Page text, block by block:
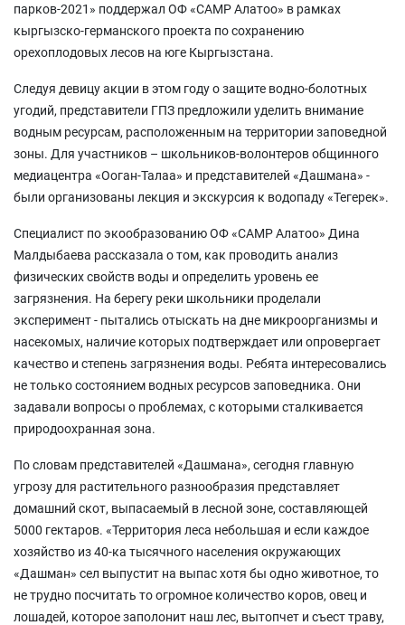
парков-2021» поддержал ОФ «САМР Алатоо» в рамках
кыргызско-германского проекта по сохранению
орехоплодовых лесов на юге Кыргызстана.
Следуя девицу акции в этом году о защите водно-болотных
угодий, представители ГПЗ предложили уделить внимание
водным ресурсам, расположенным на территории заповедной
зоны. Для участников – школьников-волонтеров общинного
медиацентра «Ооган-Талаа» и представителей «Дашмана» -
были организованы лекция и экскурсия к водопаду «Тегерек».
Специалист по экообразованию ОФ «САМР Алатоо» Дина
Малдыбаева рассказала о том, как проводить анализ
физических свойств воды и определить уровень ее
загрязнения. На берегу реки школьники проделали
эксперимент - пытались отыскать на дне микроорганизмы и
насекомых, наличие которых подтверждает или опровергает
качество и степень загрязнения воды. Ребята интересовались
не только состоянием водных ресурсов заповедника. Они
задавали вопросы о проблемах, с которыми сталкивается
природоохранная зона.
По словам представителей «Дашмана», сегодня главную
угрозу для растительного разнообразия представляет
домашний скот, выпасаемый в лесной зоне, составляющей
5000 гектаров. «Территория леса небольшая и если каждое
хозяйство из 40-ка тысячного населения окружающих
«Дашман» сел выпустит на выпас хотя бы одно животное, то
не трудно посчитать то огромное количество коров, овец и
лошадей, которое заполонит наш лес, вытопчет и съест траву,